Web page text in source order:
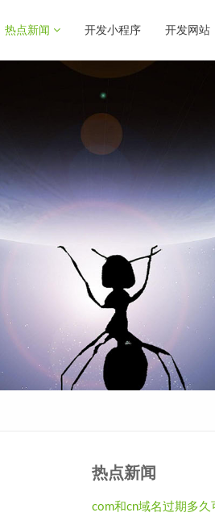
热点新闻 开发小程序 开发网站
热点新闻
com和cn域名过期多久